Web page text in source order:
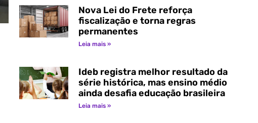
Nova Lei do Frete reforça
fiscalização e torna regras
permanentes
Leia mais »
Ideb registra melhor resultado da
série histórica, mas ensino médio
ainda desafia educação brasileira
Leia mais »